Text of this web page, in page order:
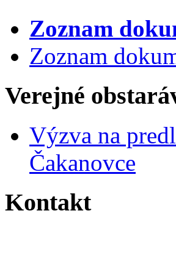
Zoznam
Zoznam
Verejné
Výzva na
Čakanovce
Kontakt